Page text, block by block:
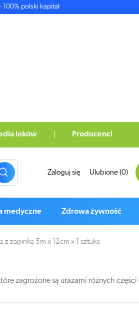
100% polski kapitał
leków Producenci
Zaloguj się Ulubione (0)
medyczne Zdrowa żywność
z zapinką 5m x 12cm x 1 sztuka
zagrożone są urazami różnych